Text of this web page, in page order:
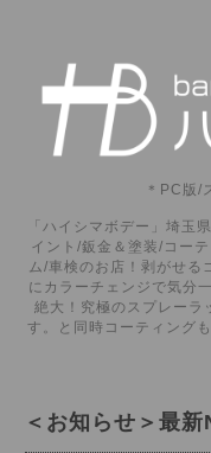
＊PC版/
「ハイシマボデー」埼玉
イント/鈑金＆塗装/コー
ム/車検のお店！剥がせ
にカラーチェンジで気分
絶大！究極のスプレーラ
す。と同時コーティング
＜お知らせ＞最